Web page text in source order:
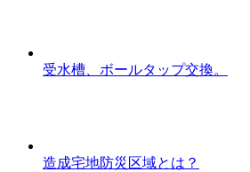
受水槽、ボールタップ交換。
造成宅地防災区域とは？